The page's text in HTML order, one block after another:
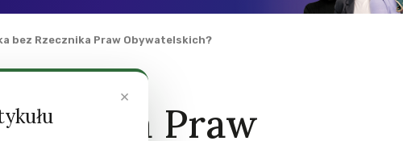
bez Rzecznika Praw Obywatelskich?
Praw
×